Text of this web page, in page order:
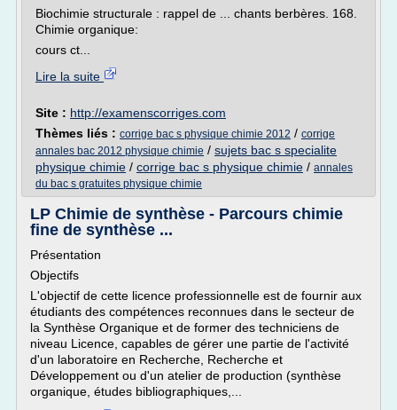
Biochimie structurale : rappel de ... chants berbères. 168.
Chimie organique:
cours ct...
Lire la suite
Site : http://examenscorriges.com
Thèmes liés : corrige bac s physique chimie 2012 / corrige
annales bac 2012 physique chimie / sujets bac s specialite
physique chimie / corrige bac s physique chimie / annales
du bac s gratuites physique chimie
LP Chimie de synthèse - Parcours chimie
fine de synthèse ...
Présentation
Objectifs
L'objectif de cette licence professionnelle est de fournir aux
étudiants des compétences reconnues dans le secteur de
la Synthèse Organique et de former des techniciens de
niveau Licence, capables de gérer une partie de l'activité
d'un laboratoire en Recherche, Recherche et
Développement ou d'un atelier de production (synthèse
organique, études bibliographiques,...